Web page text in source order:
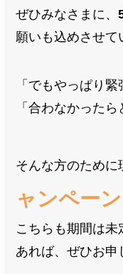
ぜひみなさまに、
願いも込めさせて
「でもやっぱり緊
「合わなかった
そんな方のために
ャンペーン
こちらも期間は
あれば、ぜひお申